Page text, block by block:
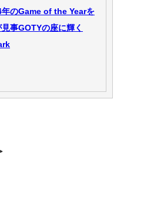
年のGame of the Yearを
事GOTYの座に輝く